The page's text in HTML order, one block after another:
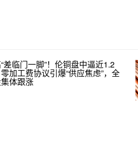
差临门一脚”！伦铜盘中逼近1.2
加工费协议引爆“供应焦虑”，全
体跟涨